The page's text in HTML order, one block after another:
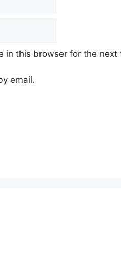
in this browser for the next
email.